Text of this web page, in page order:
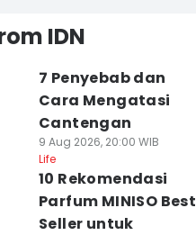
IDN
7 Penyebab dan
Cara Mengatasi
Cantengan
9 Aug 2026, 20:00 WIB
Life
10 Rekomendasi
Parfum MINISO Best
Seller untuk